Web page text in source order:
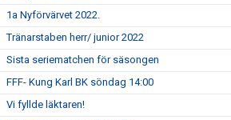
1a Nyförvärvet 2022.
Tränarstaben herr/ junior 2022
Sista seriematchen för säsongen
FFF- Kung Karl BK söndag 14:00
Vi fyllde läktaren!